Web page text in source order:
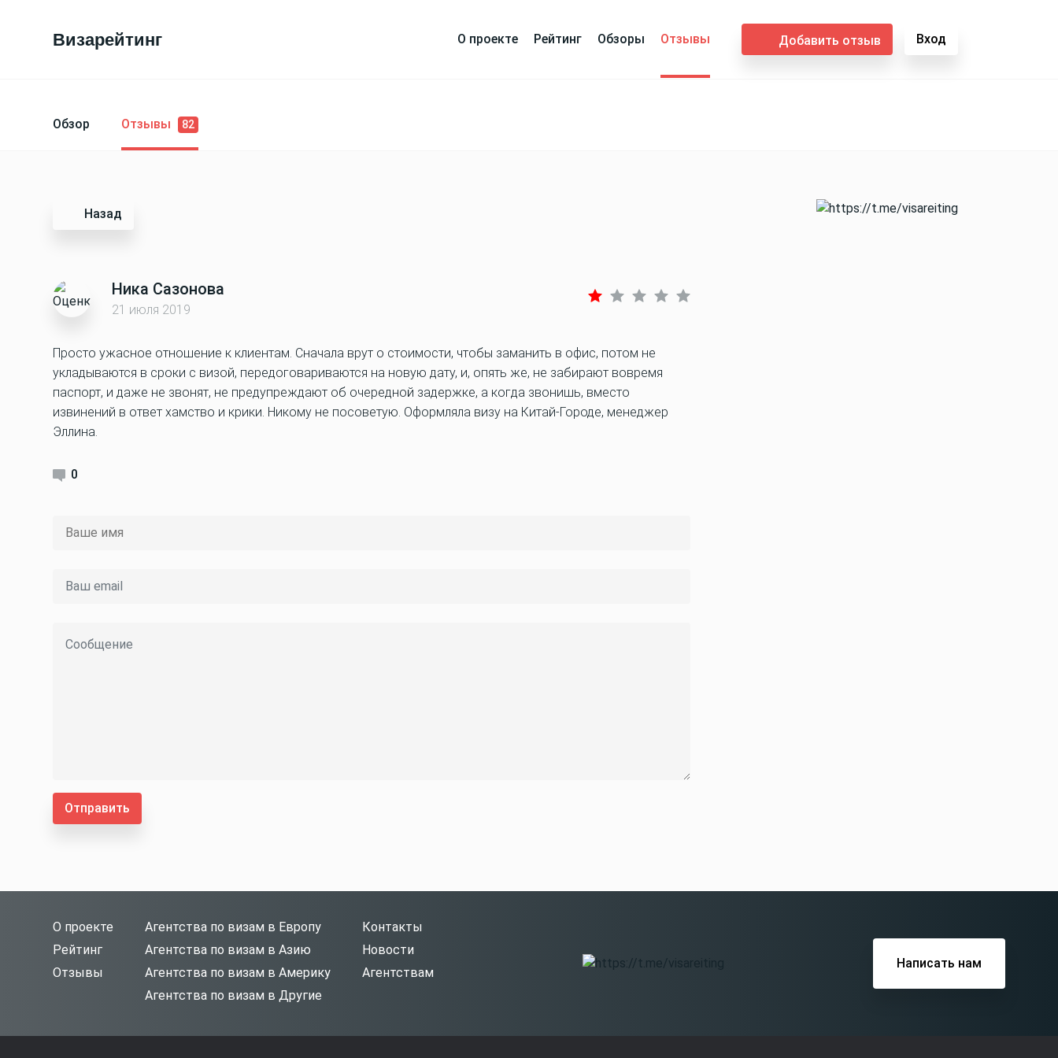
Визарейтинг О проекте Рейтинг Обзоры Отзывы Добавить отзыв Вход
Обзор Отзывы 82
Назад
Ника Сазонова
21 июля 2019
Просто ужасное отношение к клиентам. Сначала врут о стоимости, чтобы заманить в офис, потом не
укладываются в сроки с визой, передоговариваются на новую дату, и, опять же, не забирают вовремя
паспорт, и даже не звонят, не предупреждают об очередной задержке, а когда звонишь, вместо
извинений в ответ хамство и крики. Никому не посоветую. Оформляла визу на Китай-Городе, менеджер
Эллина.
0
Отправить
О проекте
Рейтинг
Отзывы
Агентства по визам в Европу
Агентства по визам в Азию
Агентства по визам в Америку
Агентства по визам в Другие
Контакты
Новости
Агентствам
Написать нам